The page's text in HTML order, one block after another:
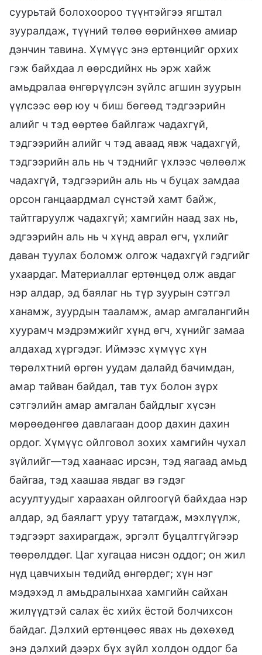
суурьтай болохоороо түүнтэйгээ ягштал
зууралдаж, түүний төлөө өөрийнхөө амиар
дэнчин тавина. Хүмүүс энэ ертөнцийг орхих
гэж байхдаа л өөрсдийнх нь эрж хайж
амьдралаа өнгөрүүлсэн зүйлс агшин зуурын
үүлсээс өөр юу ч биш бөгөөд тэдгээрийн
алийг ч тэд өөртөө байлгаж чадахгүй,
тэдгээрийн алийг ч тэд аваад явж чадахгүй,
тэдгээрийн аль нь ч тэднийг үхлээс чөлөөлж
чадахгүй, тэдгээрийн аль нь ч буцах замдаа
орсон ганцаардмал сүнстэй хамт байж,
тайтгаруулж чадахгүй; хамгийн наад зах нь,
эдгээрийн аль нь ч хүнд аврал өгч, үхлийг
даван туулах боломж олгож чадахгүй гэдгийг
ухаардаг. Материаллаг ертөнцөд олж авдаг
нэр алдар, эд баялаг нь түр зуурын сэтгэл
ханамж, зуурдын тааламж, амар амгалангийн
хуурамч мэдрэмжийг хүнд өгч, хүнийг замаа
алдахад хүргэдэг. Иймээс хүмүүс хүн
төрөлхтний өргөн уудам далайд бачимдан,
амар тайван байдал, тав тух болон зүрх
сэтгэлийн амар амгалан байдлыг хүсэн
мөрөөдөнгөө давлагаан доор дахин дахин
ордог. Хүмүүс ойлговол зохих хамгийн чухал
зүйлийг—тэд хаанаас ирсэн, тэд яагаад амьд
байгаа, тэд хаашаа явдаг вэ гэдэг
асуултуудыг хараахан ойлгоогүй байхдаа нэр
алдар, эд баялагт уруу татагдаж, мэхлүүлж,
тэдгээрт захирагдаж, эргэлт буцалтгүйгээр
төөрөлддөг. Цаг хугацаа нисэн оддог; он жил
нүд цавчихын төдийд өнгөрдөг; хүн нэг
мэдэхэд л амьдралынхаа хамгийн сайхан
жилүүдтэй салах ёс хийх ёстой болчихсон
байдаг. Дэлхий ертөнцөөс явах нь дөхөхөд
энэ дэлхий дээрх бүх зүйл холдон оддог ба